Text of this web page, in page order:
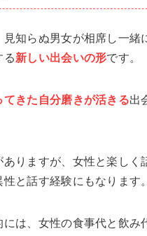
見知らぬ男女が相席し一緒
る新しい出会いの形です。
てきた自分磨きが活きる出
ありますが、女性と楽しく
と話す経験にもなります。
には、女性の食事代と飲み